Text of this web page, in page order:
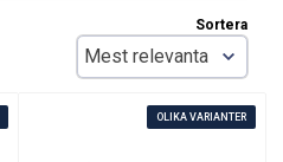
Sortera
OLIKA VARIANTER